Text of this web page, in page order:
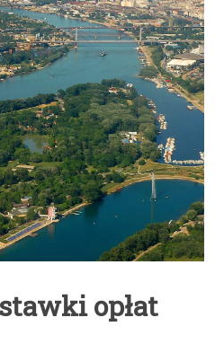
opłat